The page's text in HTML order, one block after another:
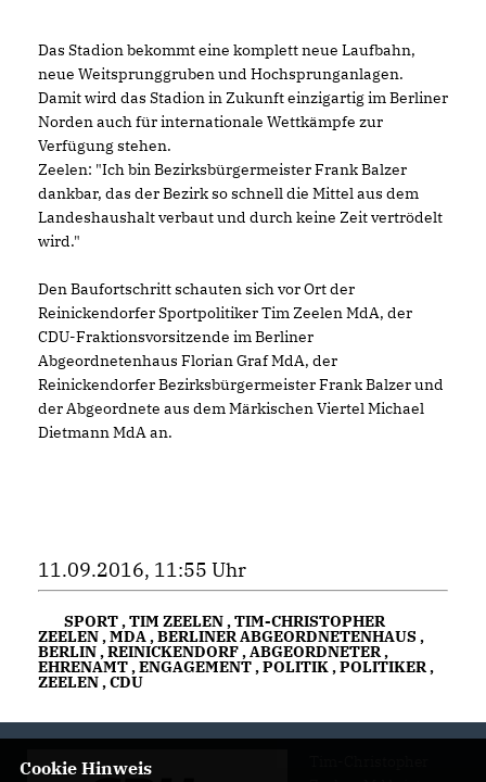
Das Stadion bekommt eine komplett neue Laufbahn,
neue Weitsprunggruben und Hochsprunganlagen.
Damit wird das Stadion in Zukunft einzigartig im Berliner
Norden auch für internationale Wettkämpfe zur
Verfügung stehen.
Zeelen: "Ich bin Bezirksbürgermeister Frank Balzer
dankbar, das der Bezirk so schnell die Mittel aus dem
Landeshaushalt verbaut und durch keine Zeit vertrödelt
wird."
Den Baufortschritt schauten sich vor Ort der
Reinickendorfer Sportpolitiker Tim Zeelen MdA, der
CDU-Fraktionsvorsitzende im Berliner
Abgeordnetenhaus Florian Graf MdA, der
Reinickendorfer Bezirksbürgermeister Frank Balzer und
der Abgeordnete aus dem Märkischen Viertel Michael
Dietmann MdA an.
11.09.2016, 11:55 Uhr
SPORT,TIM ZEELEN,TIM-CHRISTOPHER
ZEELEN,MDA,BERLINER ABGEORDNETENHAUS ,
BERLIN,REINICKENDORF,ABGEORDNETER,
EHRENAMT,ENGAGEMENT,POLITIK,POLITIKER,
ZEELEN,CDU
Cookie Hinweis